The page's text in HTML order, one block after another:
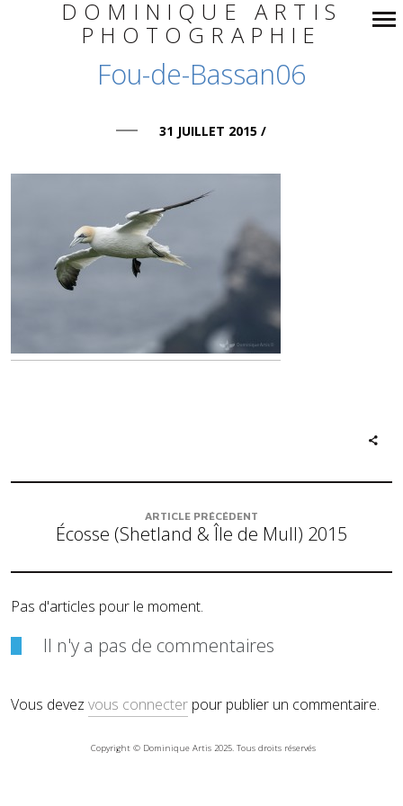
Navigation
principale
DOMINIQUE ARTIS
PHOTOGRAPHIE
Fou-de-Bassan06
31 JUILLET 2015/
ARTICLE PRÉCÉDENT
Écosse (Shetland & Île de Mull) 2015
Pas d'articles pour le moment.
Il n'y a pas de commentaires
Vous devez vous connecter pour publier un commentaire.
Copyright © Dominique Artis 2025. Tous droits réservés